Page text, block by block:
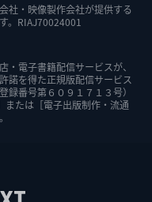
社・映像製作会社が提供する
。RIAJ70024001
・電子書籍配信サービスが、
諾を得た正規版配信サービス
録番号第６０９１７１３号）
または［電子出版制作・流通